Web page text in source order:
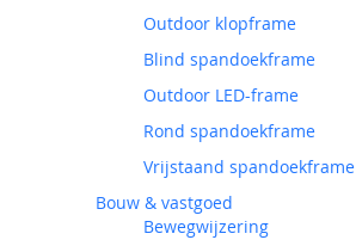
Outdoor klopframe
Blind spandoekframe
Outdoor LED-frame
Rond spandoekframe
Vrijstaand spandoekframe
Bouw & vastgoed
Bewegwijzering